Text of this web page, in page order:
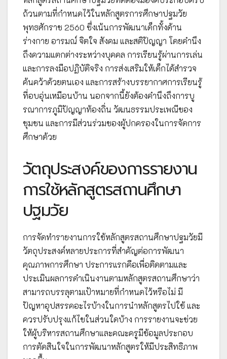
ถ้วนตามที่กำหนดไว้ในหลักสูตรการศึกษาปฐมวัย
พุทธศักราช 2560 ซึ่งเน้นการพัฒนาเด็กทั้งด้าน
ร่างกาย อารมณ์ จิตใจ สังคม และสติปัญญา โดยคำนึง
ถึงความแตกต่างระหว่างบุคคล การเรียนรู้ผ่านการเล่น
และการลงมือปฏิบัติจริง การส่งเสริมให้เด็กได้สำรวจ
ค้นคว้าด้วยตนเอง และการสร้างบรรยากาศการเรียนรู้
ที่อบอุ่นเหมือนบ้าน นอกจากนี้ยังต้องคำนึงถึงการบู
รณาการภูมิปัญญาท้องถิ่น วัฒนธรรมประเพณีของ
ชุมชน และการมีส่วนร่วมของผู้ปกครองในการจัดการ
ศึกษาด้วย
วัตถุประสงค์ของการรายงาน
การใช้หลักสูตรสถานศึกษา
ปฐมวัย
การจัดทำรายงานการใช้หลักสูตรสถานศึกษาปฐมวัยมี
วัตถุประสงค์หลายประการที่สำคัญต่อการพัฒนา
คุณภาพการศึกษา ประการแรกคือเพื่อติดตามและ
ประเมินผลการดำเนินงานตามหลักสูตรสถานศึกษาว่า
สามารถบรรลุตามเป้าหมายที่กำหนดไว้หรือไม่ มี
ปัญหาอุปสรรคอะไรบ้างในการนำหลักสูตรไปใช้ และ
ควรปรับปรุงแก้ไขในส่วนใดบ้าง การรายงานจะช่วย
ให้ผู้บริหารสถานศึกษาและคณะครูมีข้อมูลประกอบ
การตัดสินใจในการพัฒนาหลักสูตรให้มีประสิทธิภาพ